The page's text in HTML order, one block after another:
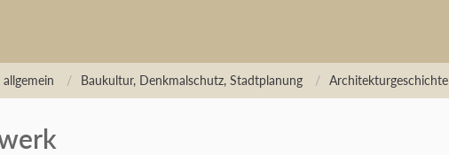
Baukultur, Denkmalschutz, Stadtplanung Architekturgeschichte